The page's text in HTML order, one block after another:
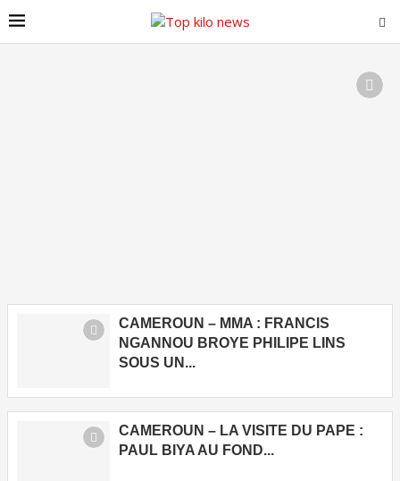
CAMEROUN – MMA : FRANCIS
NGANNOU BROYE PHILIPE LINS
SOUS UN...
CAMEROUN – LA VISITE DU PAPE :
PAUL BIYA AU FOND...